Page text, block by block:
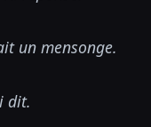
un mensonge.
dit.